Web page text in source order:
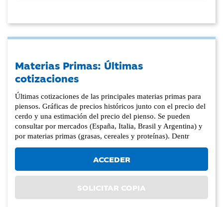
Materias Primas: Últimas
cotizaciones
Últimas cotizaciones de las principales materias primas para
piensos. Gráficas de precios históricos junto con el precio del
cerdo y una estimación del precio del pienso. Se pueden
consultar por mercados (España, Italia, Brasil y Argentina) y
por materias primas (grasas, cereales y proteínas). Dentr
ACCEDER
SOLICITAR COPIA